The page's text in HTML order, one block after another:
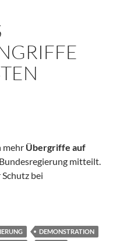
mehr Übergriffe auf
mitteilt.
bei
Angriffe auf
DEMONSTRATION